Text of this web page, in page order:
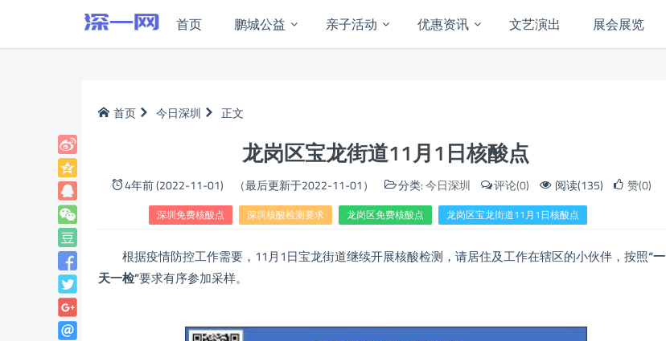
首页 鹏城公益 亲子活动 优惠资讯 文艺演出 展会展览
首页 今日深圳 正文
龙岗区宝龙街道11月1日核酸点
4年前 (2022-11-01) （最后更新于2022-11-01） 分类:今日深圳 评论(0) 阅读(135) 赞(0)
深圳免费核酸点 深圳核酸检测要求 龙岗区免费核酸点 龙岗区宝龙街道11月1日核酸点
根据疫情防控工作需要，11月1日宝龙街道继续开展核酸检测，请居住及工作在辖区的小伙伴，按照“一
天一检”要求有序参加采样。